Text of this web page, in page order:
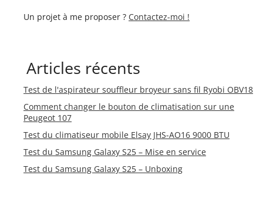
Un projet à me proposer ? Contactez-moi !
Articles récents
Test de l'aspirateur souffleur broyeur sans fil Ryobi OBV18
Comment changer le bouton de climatisation sur une
Peugeot 107
Test du climatiseur mobile Elsay JHS-AO16 9000 BTU
Test du Samsung Galaxy S25 – Mise en service
Test du Samsung Galaxy S25 – Unboxing